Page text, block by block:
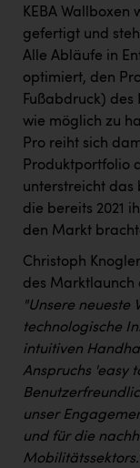
KEBA Wallboxen
gefertigt und
Alle Abläufe in
optimiert, den
Fußabdruck) des
wie möglich zu
Pro reiht sich
Produktportfolio
unterstreicht das
die bereits 2021
den Markt
Christoph
des Marktlaunch
"Unsere neueste
technologische
intuitiven
Anspruchs 'easy
unser
und für die